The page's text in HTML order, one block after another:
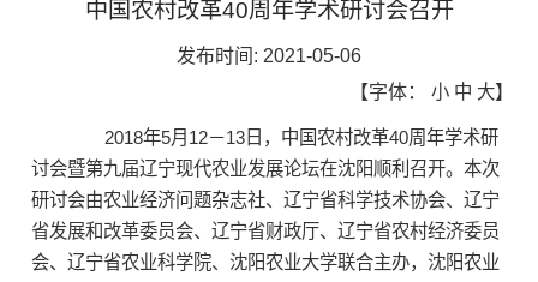
中国农村改革40周年学术研讨会召开
发布时间: 2021-05-06
【字体： 小 中 大】
2018年5月12－13日，中国农村改革40周年学术研
讨会暨第九届辽宁现代农业发展论坛在沈阳顺利召开。本次
研讨会由农业经济问题杂志社、辽宁省科学技术协会、辽宁
省发展和改革委员会、辽宁省财政厅、辽宁省农村经济委员
会、辽宁省农业科学院、沈阳农业大学联合主办，沈阳农业